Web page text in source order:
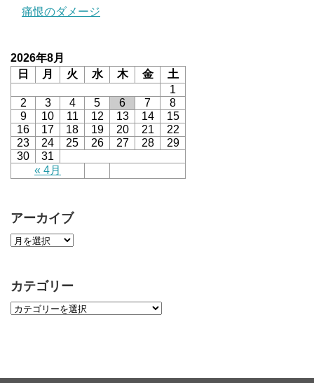
痛恨のダメージ
2026年8月
日
月 火 水 木 金 土
« 4月
1
2
3 4 5 6 7
8
9
10 11 12 13 14
15
16
17 18 19 20 21
22
23
24 25 26 27 28
29
30
31
アーカイブ
カテゴリー